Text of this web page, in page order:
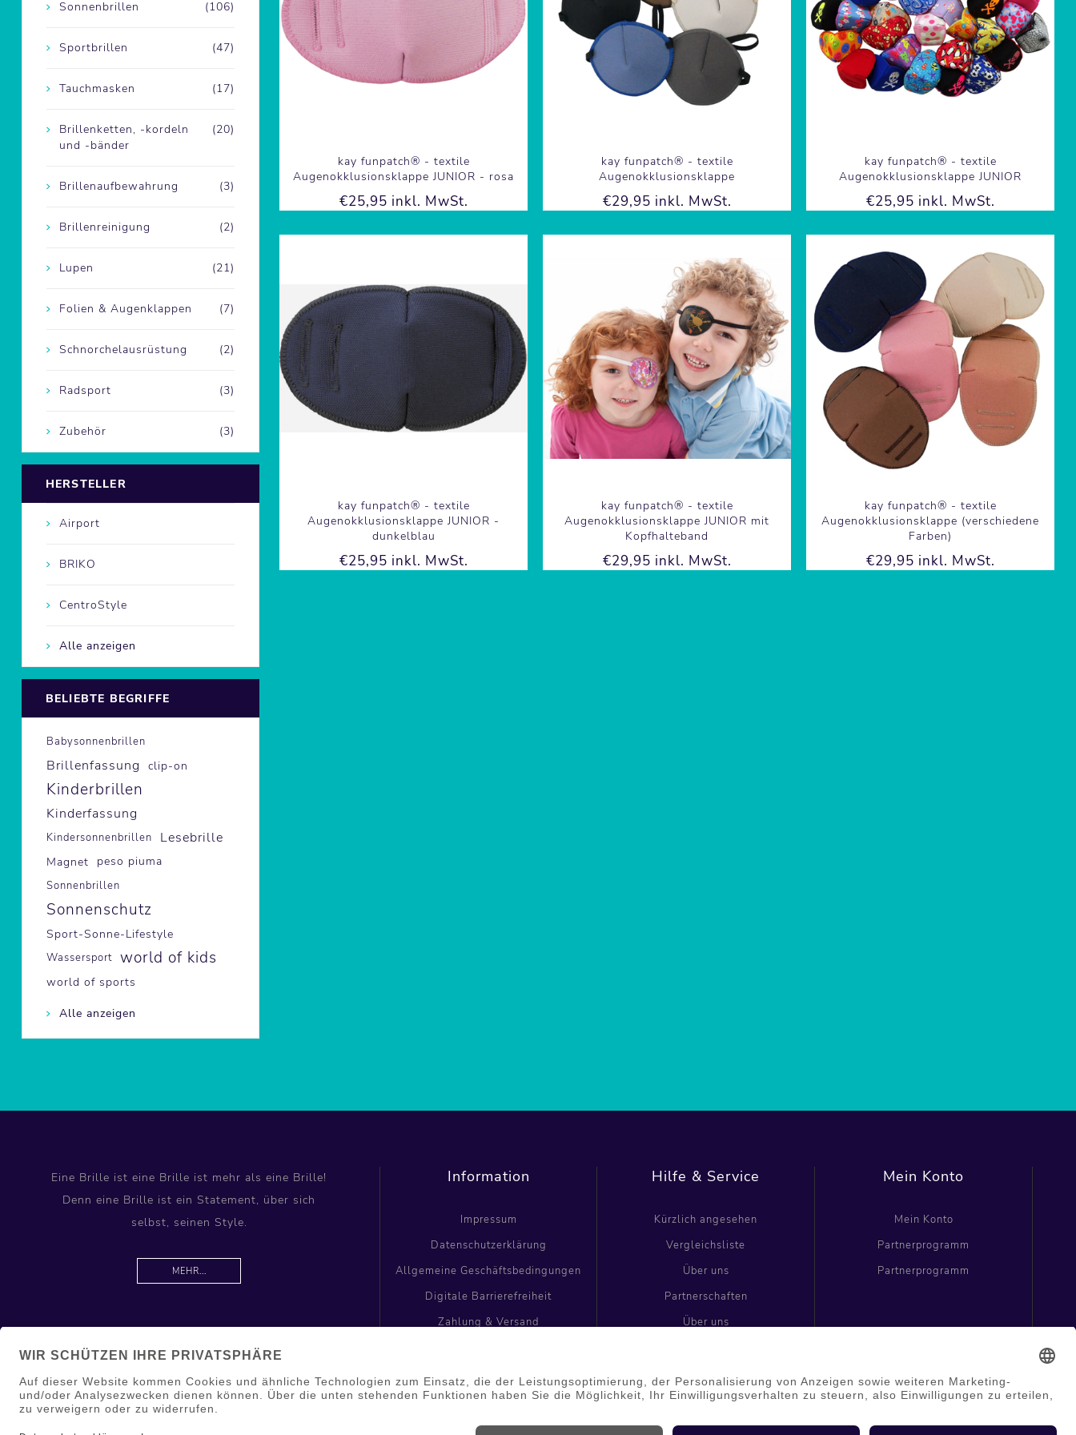
kay funpatch® - textile
Augenokklusionsklappe JUNIOR - rosa
€25,95 inkl. MwSt.
kay funpatch® - textile
Augenokklusionsklappe
€29,95 inkl. MwSt.
kay funpatch® - textile
Augenokklusionsklappe JUNIOR
€25,95 inkl. MwSt.
kay funpatch® - textile
Augenokklusionsklappe JUNIOR -
dunkelblau
€25,95 inkl. MwSt.
kay funpatch® - textile
Augenokklusionsklappe JUNIOR mit
Kopfhalteband
€29,95 inkl. MwSt.
kay funpatch® - textile
Augenokklusionsklappe (verschiedene
Farben)
€29,95 inkl. MwSt.
(106)
Sonnenbrillen
(47)
Sportbrillen
(17)
Tauchmasken
(20)
Brillenketten, -kordeln
und -bänder
(3)
Brillenaufbewahrung
(2)
Brillenreinigung
(21)
Lupen
(7)
Folien & Augenklappen
(2)
Schnorchelausrüstung
(3)
Radsport
(3)
Zubehör
HERSTELLER
Airport
BRIKO
CentroStyle
Alle anzeigen
BELIEBTE BEGRIFFE
Babysonnenbrillen
Brillenfassung clip-on
Kinderbrillen
Kinderfassung
Kindersonnenbrillen Lesebrille
Magnet peso piuma
Sonnenbrillen
Sonnenschutz
Sport-Sonne-Lifestyle
Wassersport world of kids
world of sports
Alle anzeigen
Eine Brille ist eine Brille ist mehr als eine Brille!
Denn eine Brille ist ein Statement, über sich
selbst, seinen Style.
MEHR...
Information
Impressum
Datenschutzerklärung
Allgemeine Geschäftsbedingungen
Digitale Barrierefreiheit
Zahlung & Versand
Hilfe & Service
Kürzlich angesehen
Vergleichsliste
Über uns
Partnerschaften
Über uns
Mein Konto
Mein Konto
Partnerprogramm
Partnerprogramm